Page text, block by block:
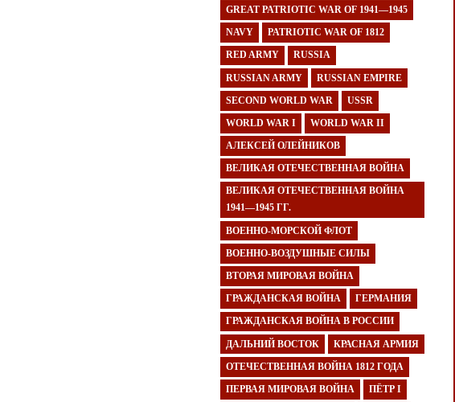
GREAT PATRIOTIC WAR OF 1941—1945
NAVY PATRIOTIC WAR OF 1812
RED ARMY RUSSIA
RUSSIAN ARMY RUSSIAN EMPIRE
SECOND WORLD WAR USSR
WORLD WAR I WORLD WAR II
АЛЕКСЕЙ ОЛЕЙНИКОВ
ВЕЛИКАЯ ОТЕЧЕСТВЕННАЯ ВОЙНА
ВЕЛИКАЯ ОТЕЧЕСТВЕННАЯ ВОЙНА
1941—1945 ГГ.
ВОЕННО-МОРСКОЙ ФЛОТ
ВОЕННО-ВОЗДУШНЫЕ СИЛЫ
ВТОРАЯ МИРОВАЯ ВОЙНА
ГРАЖДАНСКАЯ ВОЙНА ГЕРМАНИЯ
ГРАЖДАНСКАЯ ВОЙНА В РОССИИ
ДАЛЬНИЙ ВОСТОК КРАСНАЯ АРМИЯ
ОТЕЧЕСТВЕННАЯ ВОЙНА 1812 ГОДА
ПЕРВАЯ МИРОВАЯ ВОЙНА ПЁТР I